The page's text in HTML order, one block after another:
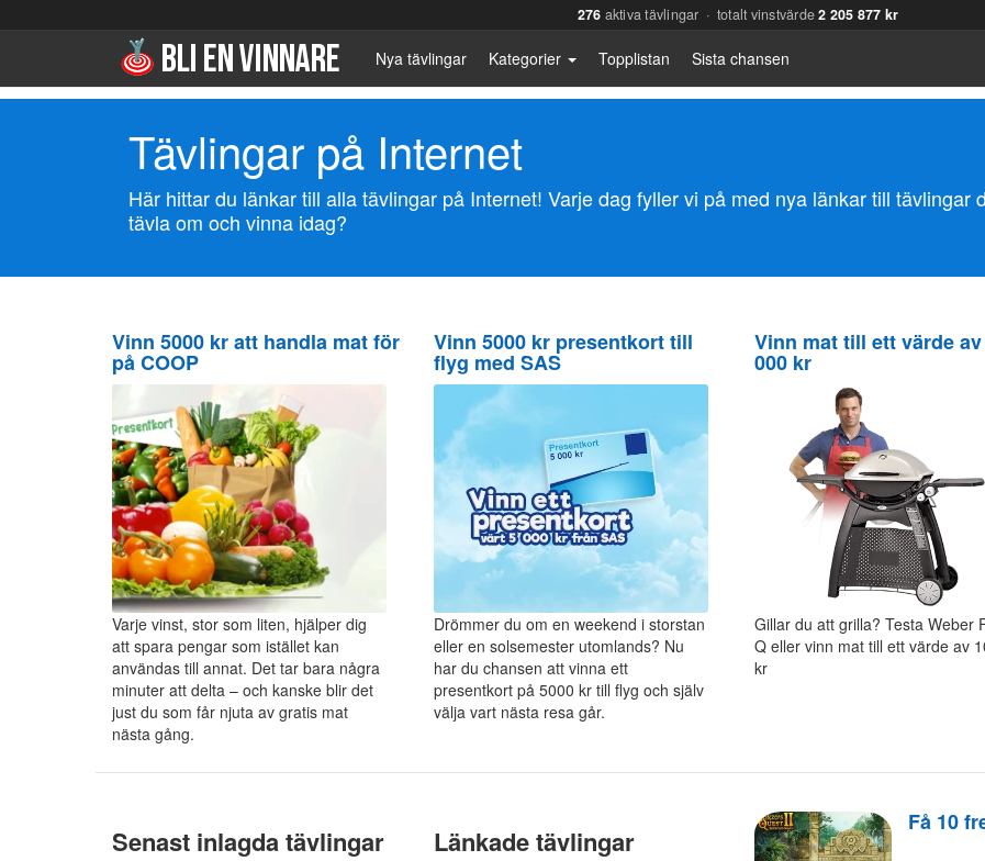
276 aktiva tävlingar · totalt vinstvärde2 205 877 kr
Nya tävlingar Kategorier Topplistan Sista chansen
Tävlingar på Internet
Här hittar du länkar till alla tävlingar på Internet! Varje dag fyller vi på med nya länkar till tävlingar
tävla om och vinna idag?
Vinn 5000 kr att handla mat för
på COOP
Varje vinst, stor som liten, hjälper dig
att spara pengar som istället kan
användas till annat. Det tar bara några
minuter att delta – och kanske blir det
just du som får njuta av gratis mat
nästa gång.
Vinn 5000 kr presentkort till
flyg med SAS
Drömmer du om en weekend i storstan
eller en solsemester utomlands? Nu
har du chansen att vinna ett
presentkort på 5000 kr till flyg och själv
välja vart nästa resa går.
Vinn mat till ett värde
000 kr
Gillar du att grilla? Testa Weber
Q eller vinn mat till ett värde av
kr
Senast inlagda tävlingar Länkade tävlingar
Få 10